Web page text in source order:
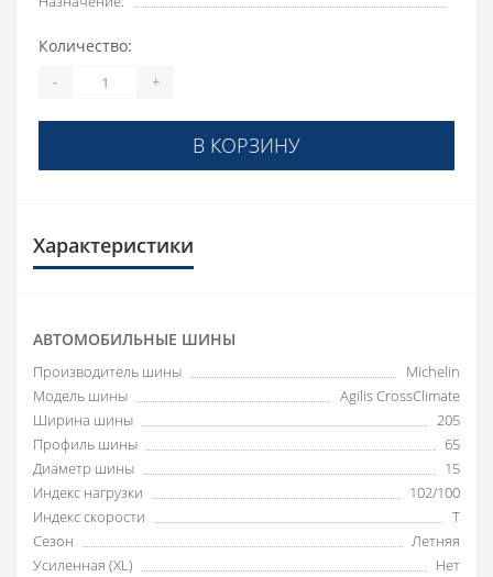
Количество:
- +
В КОРЗИНУ
Характеристики
АВТОМОБИЛЬНЫЕ ШИНЫ
Производитель шины
Michelin
Модель шины
Agilis CrossClimate
Ширина шины
205
Профиль шины
65
Диаметр шины
15
Индекс нагрузки
102/100
Индекс скорости
T
Сезон
Летняя
Усиленная (XL)
Нет